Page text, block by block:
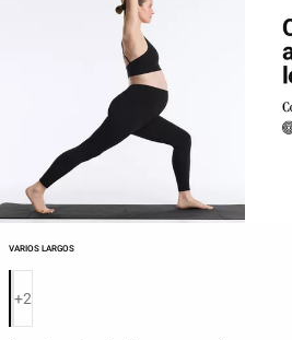
VARIOS LARGOS
Lista de colores del producto
+2